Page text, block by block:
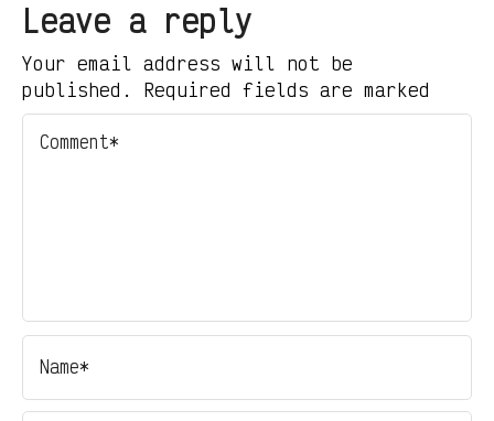
Leave a reply
Your email address will not be
published. Required fields are marked